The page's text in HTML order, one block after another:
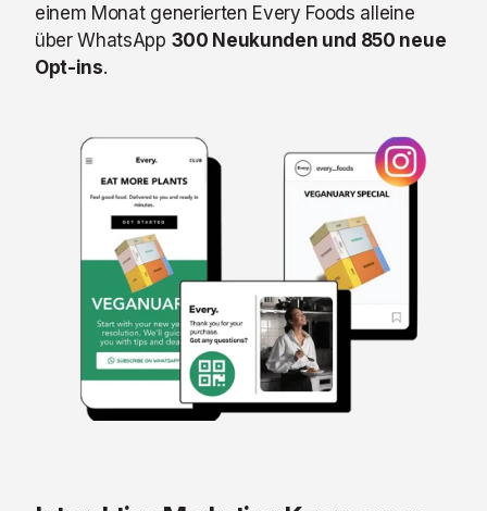
einem Monat generierten Every Foods alleine
über WhatsApp 300 Neukunden und 850 neue
Opt-ins.